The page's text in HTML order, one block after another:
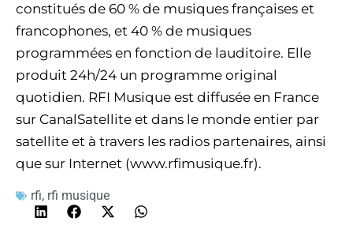
constitués de 60 % de musiques françaises et
francophones, et 40 % de musiques
programmées en fonction de lauditoire. Elle
produit 24h/24 un programme original
quotidien. RFI Musique est diffusée en France
sur CanalSatellite et dans le monde entier par
satellite et à travers les radios partenaires, ainsi
que sur Internet (www.rfimusique.fr).
rfi, rfi musique